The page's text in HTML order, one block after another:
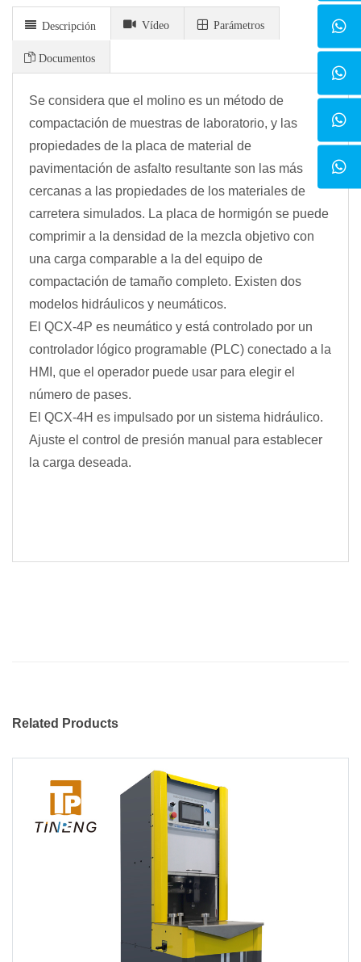
Descripción Vídeo Parámetros
Documentos
Se considera que el molino es un método de
compactación de muestras de laboratorio, y las
propiedades de la placa de material de
pavimentación de asfalto resultante son las más
cercanas a las propiedades de los materiales de
carretera simulados. La placa de hormigón se puede
comprimir a la densidad de la mezcla objetivo con
una carga comparable a la del equipo de
compactación de tamaño completo. Existen dos
modelos hidráulicos y neumáticos.
El QCX-4P es neumático y está controlado por un
controlador lógico programable (PLC) conectado a la
HMI, que el operador puede usar para elegir el
número de pases.
El QCX-4H es impulsado por un sistema hidráulico.
Ajuste el control de presión manual para establecer
la carga deseada.
Related Products